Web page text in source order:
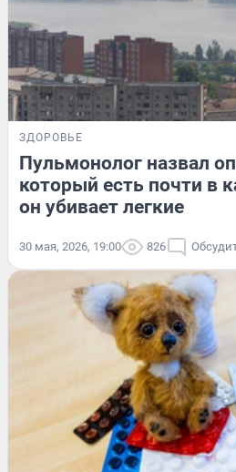
ЗДОРОВЬЕ
Пульмонолог назвал
который есть почти в
он убивает легкие
30 мая, 2026, 19:00 826